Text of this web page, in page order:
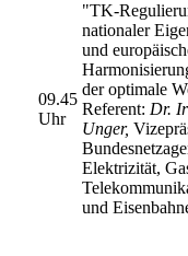
09.45
Uhr
"TK-
nationaler
und
der optimale
Referent: Dr.
Unger,
Elektrizität,
und